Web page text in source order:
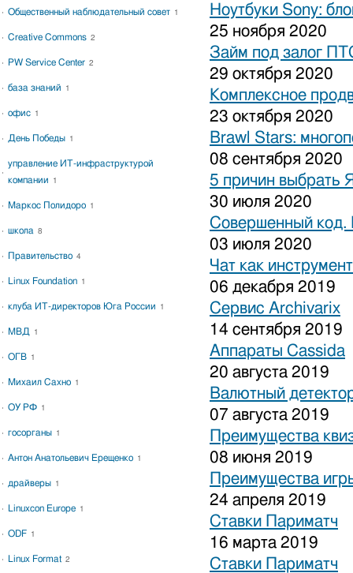
Ноутбуки Sony:
25 ноября 2020
Займ под залог
29 октября 2020
Комплексное
23 октября 2020
Brawl Stars:
08 сентября 2020
5 причин выбрать
30 июля 2020
Совершенный код.
03 июля 2020
Чат как
06 декабря 2019
Сервис Archivarix
14 сентября 2019
Аппараты Cassida
20 августа 2019
Валютный
07 августа 2019
Преимущества
08 июня 2019
Преимущества
24 апреля 2019
Ставки Париматч
16 марта 2019
Ставки Париматч
Общественный наблюдательный совет 1
Creative Commons 2
PW Service Center 2
база знаний 1
офис 1
День Победы 1
управление ИТ-инфраструктурой
компании
1
Маркос Полидоро 1
школа 8
Правительство 4
Linux Foundation 1
клуба ИТ-директоров Юга России 1
МВД 1
ОГВ 1
Михаил Сахно 1
ОУ РФ 1
госорганы 1
Антон Анатольевич Ерещенко 1
драйверы 1
Linuxcon Europe 1
ODF 1
Linux Format 2